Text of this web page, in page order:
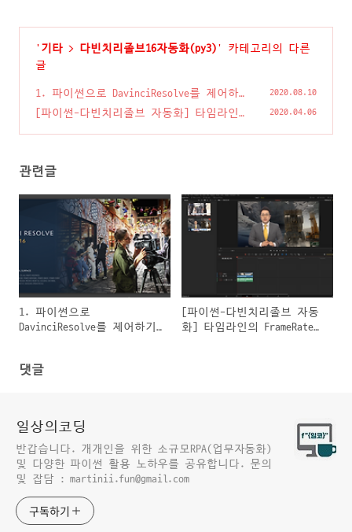
' 기타 > 다빈치리졸브16자동화(py3) ' 카테고리의 다른
글
1. 파이썬으로 DavinciResolve를 제어하기
위해 필요한 준비작업
(2)
2020.08.10
[파이썬-다빈치리졸브 자동화] 타임라인의
2020.04.06
관련글
1. 파이썬으로
DavinciResolve를 제어하기
[파이썬-다빈치리졸브 자동
화] 타임라인의 FrameRate
댓글
일상의코딩
반갑습니다. 개개인을 위한 소규모RPA(업무자동화)
및 다양한 파이썬 활용 노하우를 공유합니다. 문의
및 잡담 : martinii.fun@gmail.com
구독하기